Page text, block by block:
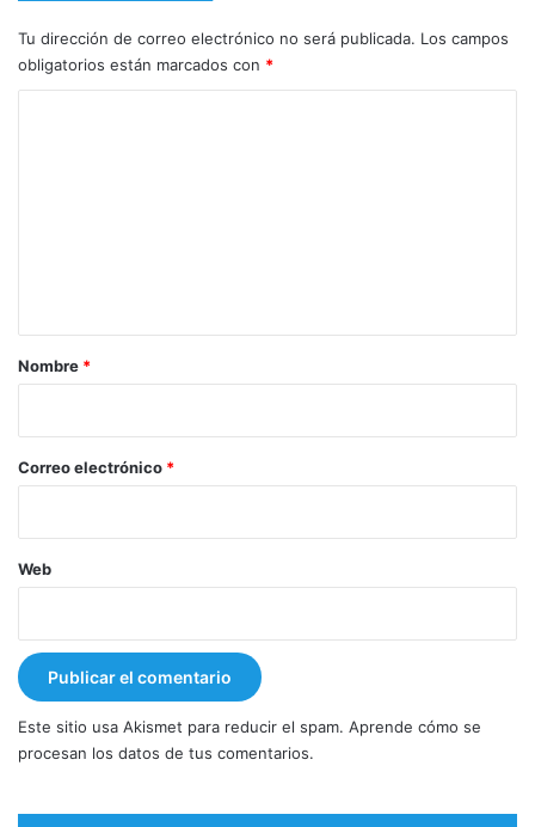
Tu dirección de correo electrónico no será publicada. Los campos
obligatorios están marcados con *
r
*
Nombre *
Correo electrónico *
Web
Este sitio usa Akismet para reducir el spam. Aprende cómo se
procesan los datos de tus comentarios.